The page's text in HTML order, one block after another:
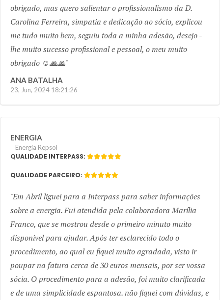
obrigado, mas quero salientar o profissionalismo da D.
Carolina Ferreira, simpatia e dedicação ao sócio, explicou
me tudo muito bem, seguiu toda a minha adesão, desejo -
lhe muito sucesso profissional e pessoal, o meu muito
obrigado ☺️🙏🙏
ANA BATALHA
23, Jun, 2024 18:21:26
ENERGIA
Energia Repsol
QUALIDADE INTERPASS:
QUALIDADE PARCEIRO:
Em Abril liguei para a Interpass para saber informações
sobre a energia. Fui atendida pela colaboradora Marília
Franco, que se mostrou desde o primeiro minuto muito
disponivel para ajudar. Após ter esclarecido todo o
procedimento, ao qual eu fiquei muito agradada, visto ir
poupar na fatura cerca de 30 euros mensais, por ser vossa
sócia. O procedimento para a adesão, foi muito clarificada
e de uma simplicidade espantosa. não fiquei com dúvidas, e